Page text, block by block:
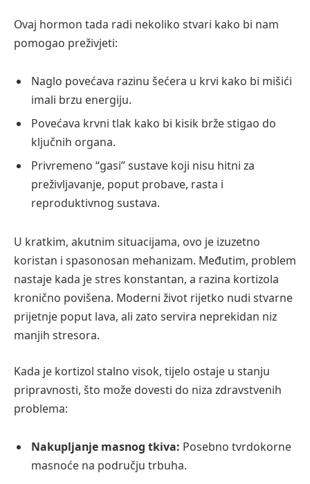
Ovaj hormon tada radi nekoliko stvari kako bi nam
pomogao preživjeti:
Naglo povećava razinu šećera u krvi kako bi mišići
imali brzu energiju.
Povećava krvni tlak kako bi kisik brže stigao do
ključnih organa.
Privremeno “gasi” sustave koji nisu hitni za
preživljavanje, poput probave, rasta i
reproduktivnog sustava.
U kratkim, akutnim situacijama, ovo je izuzetno
koristan i spasonosan mehanizam. Međutim, problem
nastaje kada je stres konstantan, a razina kortizola
kronično povišena. Moderni život rijetko nudi stvarne
prijetnje poput lava, ali zato servira neprekidan niz
manjih stresora.
Kada je kortizol stalno visok, tijelo ostaje u stanju
pripravnosti, što može dovesti do niza zdravstvenih
problema:
Nakupljanje masnog tkiva: Posebno tvrdokorne
masnoće na području trbuha.